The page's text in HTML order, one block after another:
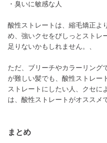
・臭いに敏感な人
酸性ストレートは、縮毛矯正よ
め、強いクセをびしっとストレ
足りないかもしれません。、
ただ、ブリーチやカラーリング
が難しい髪でも、酸性ストレー
ストレートにしたい人、クセに
は、酸性ストレートがオススメ
まとめ